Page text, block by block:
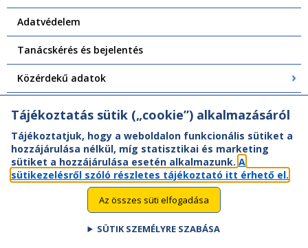
Adatvédelem
Tanácskérés és bejelentés
Közérdekű adatok
Tájékoztatás sütik („cookie”) alkalmazásáról
Tájékoztatjuk, hogy a weboldalon funkcionális sütiket a
hozzájárulása nélkül, míg statisztikai és marketing
sütiket a hozzájárulása esetén alkalmazunk. A
sütikezelésről szóló részletes tájékoztató itt érhető el.
Az összes süti elfogadása
SÜTIK SZEMÉLYRE SZABÁSA